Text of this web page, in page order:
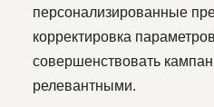
персонализированные
корректировка
совершенствовать
релевантными.